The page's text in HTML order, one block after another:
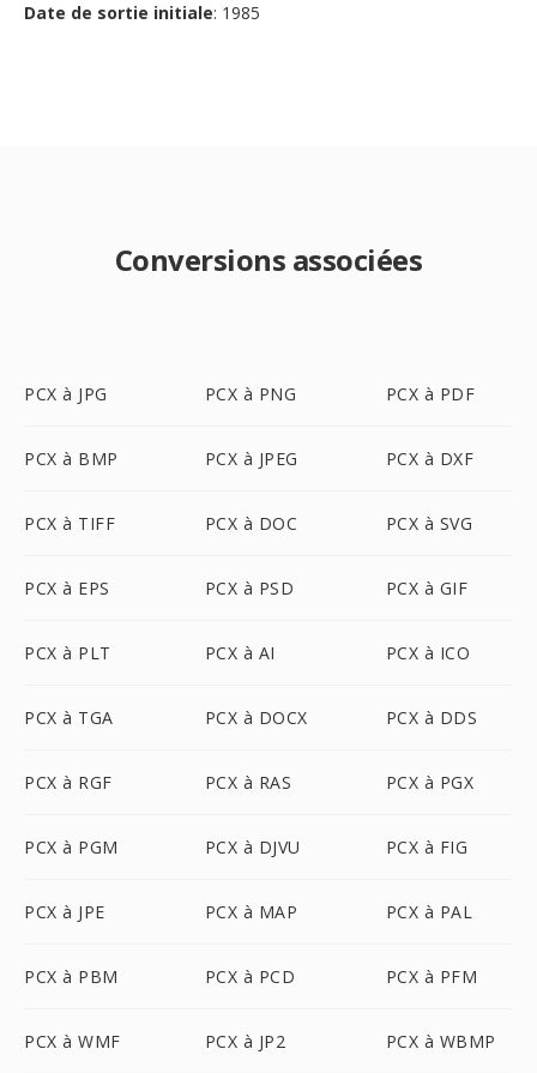
Date de sortie initiale: 1985
Conversions associées
PCX à JPG PCX à PNG PCX à PDF
PCX à BMP PCX à JPEG PCX à DXF
PCX à TIFF PCX à DOC PCX à SVG
PCX à EPS PCX à PSD PCX à GIF
PCX à PLT PCX à AI PCX à ICO
PCX à TGA PCX à DOCX PCX à DDS
PCX à RGF PCX à RAS PCX à PGX
PCX à PGM PCX à DJVU PCX à FIG
PCX à JPE PCX à MAP PCX à PAL
PCX à PBM PCX à PCD PCX à PFM
PCX à WMF PCX à JP2 PCX à WBMP